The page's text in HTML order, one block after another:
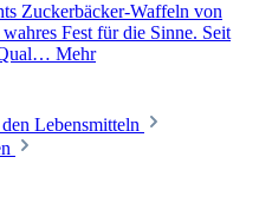
Zuckerbäcker-Waffeln von
Fest für die Sinne. Seit
Mehr
Lebensmitteln